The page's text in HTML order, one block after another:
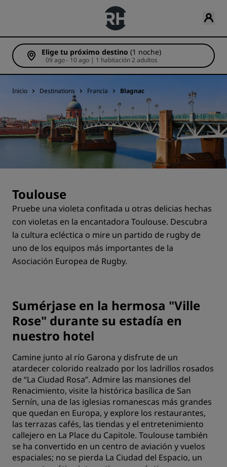
Elige tu próximo destino (1 noche)
09 ago - 10 ago | 1 habitación 2 adultos
Inicio Destinations Francia Blagnac
Toulouse
Pruebe una violeta confitada u otras delicias hechas
con violetas en la encantadora Toulouse. Descubra
la cultura ecléctica o mire un partido de rugby de
uno de los equipos más importantes de la
Asociación Europea de Rugby.
Sumérjase en la hermosa "Ville
Rose" durante su estadía en
nuestro hotel
Camine junto al río Garona y disfrute de un
atardecer colorido realzado por los ladrillos rosados
de “La Ciudad Rosa”. Admire las mansiones del
Renacimiento, visite la histórica basílica de San
Sernín, una de las iglesias romanescas más grandes
que quedan en Europa, y explore los restaurantes,
las terrazas cafés, las tiendas y el entretenimiento
callejero en La Place du Capitole. Toulouse también
se ha convertido en un centro de aviación y vuelos
espaciales; no se pierda La Ciudad del Espacio, un